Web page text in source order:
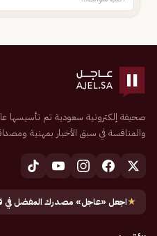
والمنافسة في سبق الأخبار بمهنية
★اجعل «عاجل» مصدرك المفضل في